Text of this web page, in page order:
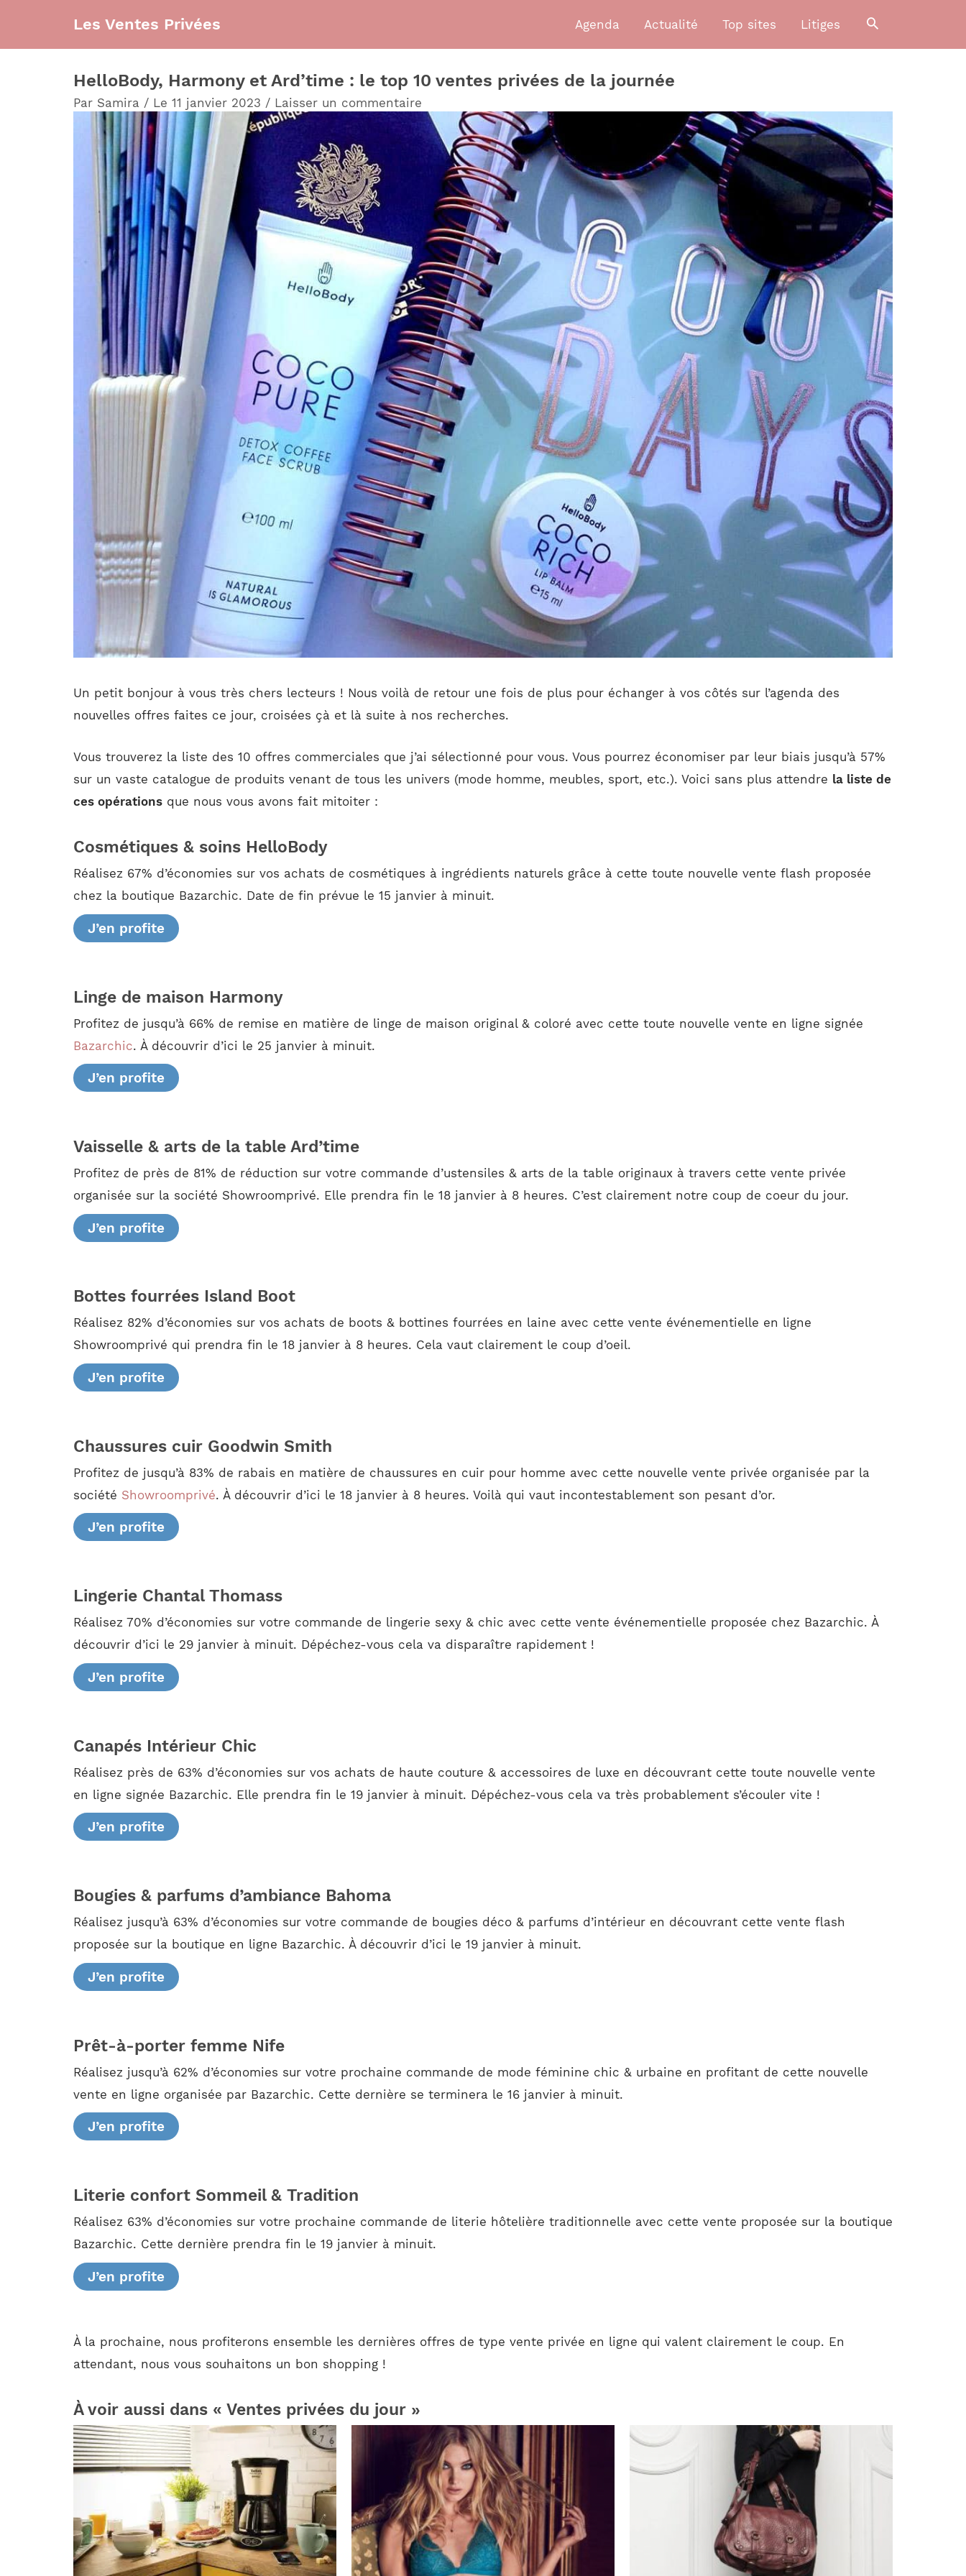
Les Ventes Privées Agenda Actualité Top sites Litiges
HelloBody, Harmony et Ard’time : le top 10 ventes privées de la journée
Par Samira / Le 11 janvier 2023 / Laisser un commentaire
Un petit bonjour à vous très chers lecteurs ! Nous voilà de retour une fois de plus pour échanger à vos côtés sur l’agenda des
nouvelles offres faites ce jour, croisées çà et là suite à nos recherches.
Vous trouverez la liste des 10 offres commerciales que j’ai sélectionné pour vous. Vous pourrez économiser par leur biais jusqu’à 57%
sur un vaste catalogue de produits venant de tous les univers (mode homme, meubles, sport, etc.). Voici sans plus attendre la liste de
ces opérations que nous vous avons fait mitoiter :
Cosmétiques & soins HelloBody
Réalisez 67% d’économies sur vos achats de cosmétiques à ingrédients naturels grâce à cette toute nouvelle vente flash proposée
chez la boutique Bazarchic. Date de fin prévue le 15 janvier à minuit.
J’en profite
Linge de maison Harmony
Profitez de jusqu’à 66% de remise en matière de linge de maison original & coloré avec cette toute nouvelle vente en ligne signée
Bazarchic. À découvrir d’ici le 25 janvier à minuit.
J’en profite
Vaisselle & arts de la table Ard’time
Profitez de près de 81% de réduction sur votre commande d’ustensiles & arts de la table originaux à travers cette vente privée
organisée sur la société Showroomprivé. Elle prendra fin le 18 janvier à 8 heures. C’est clairement notre coup de coeur du jour.
J’en profite
Bottes fourrées Island Boot
Réalisez 82% d’économies sur vos achats de boots & bottines fourrées en laine avec cette vente événementielle en ligne
Showroomprivé qui prendra fin le 18 janvier à 8 heures. Cela vaut clairement le coup d’oeil.
J’en profite
Chaussures cuir Goodwin Smith
Profitez de jusqu’à 83% de rabais en matière de chaussures en cuir pour homme avec cette nouvelle vente privée organisée par la
société Showroomprivé. À découvrir d’ici le 18 janvier à 8 heures. Voilà qui vaut incontestablement son pesant d’or.
J’en profite
Lingerie Chantal Thomass
Réalisez 70% d’économies sur votre commande de lingerie sexy & chic avec cette vente événementielle proposée chez Bazarchic. À
découvrir d’ici le 29 janvier à minuit. Dépéchez-vous cela va disparaître rapidement !
J’en profite
Canapés Intérieur Chic
Réalisez près de 63% d’économies sur vos achats de haute couture & accessoires de luxe en découvrant cette toute nouvelle vente
en ligne signée Bazarchic. Elle prendra fin le 19 janvier à minuit. Dépéchez-vous cela va très probablement s’écouler vite !
J’en profite
Bougies & parfums d’ambiance Bahoma
Réalisez jusqu’à 63% d’économies sur votre commande de bougies déco & parfums d’intérieur en découvrant cette vente flash
proposée sur la boutique en ligne Bazarchic. À découvrir d’ici le 19 janvier à minuit.
J’en profite
Prêt-à-porter femme Nife
Réalisez jusqu’à 62% d’économies sur votre prochaine commande de mode féminine chic & urbaine en profitant de cette nouvelle
vente en ligne organisée par Bazarchic. Cette dernière se terminera le 16 janvier à minuit.
J’en profite
Literie confort Sommeil & Tradition
Réalisez 63% d’économies sur votre prochaine commande de literie hôtelière traditionnelle avec cette vente proposée sur la boutique
Bazarchic. Cette dernière prendra fin le 19 janvier à minuit.
J’en profite
À la prochaine, nous profiterons ensemble les dernières offres de type vente privée en ligne qui valent clairement le coup. En
attendant, nous vous souhaitons un bon shopping !
À voir aussi dans « Ventes privées du jour »